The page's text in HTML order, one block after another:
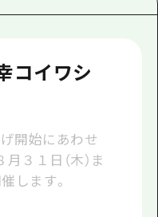
ーリズム
画でご紹介！
報
ード
コイワシ
開始にあわせ
３１日（木）ま
します。